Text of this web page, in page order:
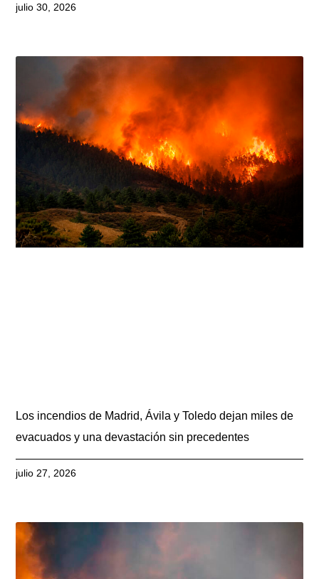
julio 30, 2026
Los incendios de Madrid, Ávila y Toledo dejan miles de
evacuados y una devastación sin precedentes
julio 27, 2026